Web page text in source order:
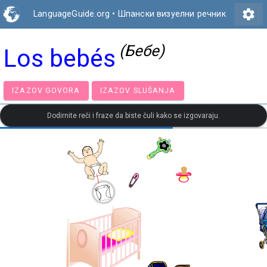
LanguageGuide.org • Шпански визуелни речник settings
Los bebés (Бебе)
IZAZOV GOVORA IZAZOV SLUŠANJA
Dodirnite reči i fraze da biste čuli kako se izgovaraju.